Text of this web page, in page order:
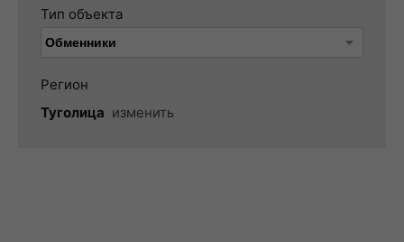
Тип объекта
Регион
Туголица изменить